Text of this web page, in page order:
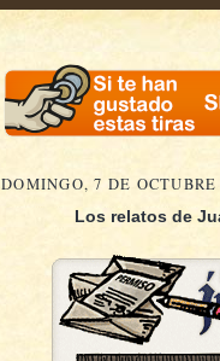
DOMINGO, 7 DE OCTUBRE
Los relatos de